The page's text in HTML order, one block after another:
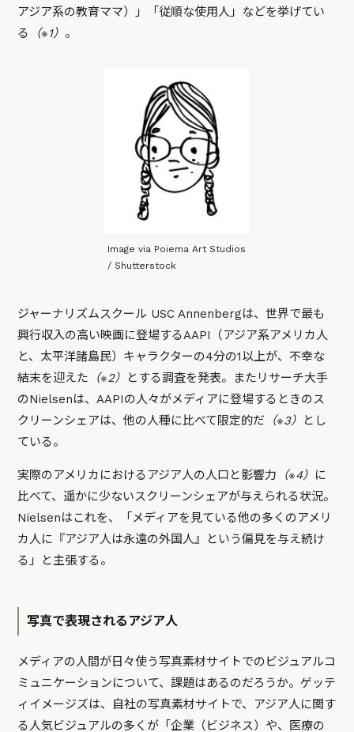
アジア系の教育ママ）」「従順な使用人」などを挙げてい
る
（※1） 。
Image via Poiema Art Studios
/ Shutterstock
ジャーナリズムスクール USC Annenbergは、世界で最も
興行収入の高い映画に登場するAAPI（アジア系アメリカ人
と、太平洋諸島民）キャラクターの4分の1以上が、不幸な
結末を迎えた （※2）
とする調査を発表。またリサーチ大手
のNielsenは、AAPIの人々がメディアに登場するときのス
クリーンシェアは、他の人種に比べて限定的だ （※3）
とし
ている。
実際のアメリカにおけるアジア人の人口と影響力 （※4） に
比べて、遥かに少ないスクリーンシェアが与えられる状況。
Nielsenはこれを、「メディアを見ている他の多くのアメリ
カ人に『アジア人は永遠の外国人』という偏見を与え続け
る」と主張する。
写真で表現されるアジア人
メディアの人間が日々使う写真素材サイトでのビジュアルコ
ミュニケーションについて、課題はあるのだろうか。ゲッテ
ィイメージズは、自社の写真素材サイトで、アジア人に関す
る人気ビジュアルの多くが「企業（ビジネス）や、医療の